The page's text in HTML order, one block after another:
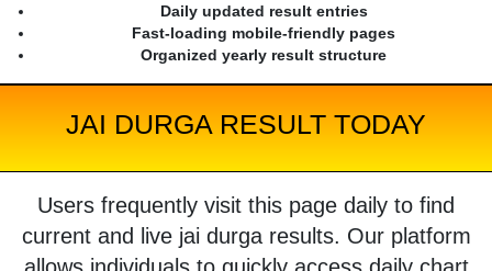
Daily updated result entries
Fast-loading mobile-friendly pages
Organized yearly result structure
JAI DURGA RESULT TODAY
Users frequently visit this page daily to find
current and live jai durga results. Our platform